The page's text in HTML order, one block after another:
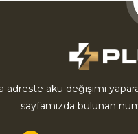
akü değişimi
sayfamızda bulunan